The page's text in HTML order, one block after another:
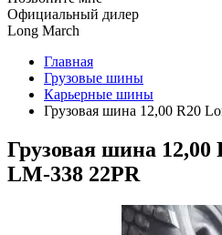
Официальный дилер
Long March
Главная
Грузовые шины
Карьерные шины
Грузовая шина 12,00 R20
Грузовая шина 12,00
LM-338 22PR